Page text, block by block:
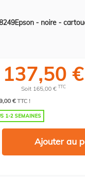
- noire -
137,50 €
Soit 165,00 € TTC
€TTC !
1-2 SEMAINES
Ajouter au